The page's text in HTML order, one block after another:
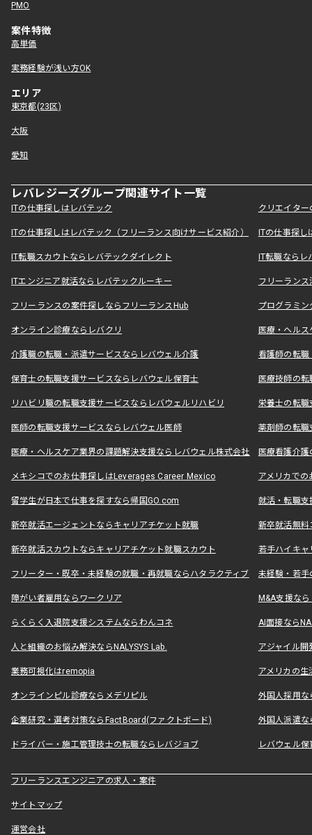
PMO
案件特徴
高単価
実務経験が浅い方OK
エリア
東京都(23区)
大阪
愛知
レバレジーズグループ関連サイト一覧
ITの仕事探しはレバテック クリエイタ
ITの仕事探しはレバテック（フリーランス向けサービス紹介） ITの仕事探
IT転職スカウトならレバテックダイレクト IT転職なら
ITエンジニア就活ならレバテックルーキー フリーラン
フリーランスの案件探しならフリーランスHub プログラミ
オンライン診療ならレバクリ 医療・ヘル
介護職の転職・派遣サービスならレバウェル介護 看護師の転
保育士の転職支援サービスならレバウェル保育士 医療技師の
リハビリ職の転職支援サービスならレバウェルリハビリ 栄養士の転
医師の転職支援サービスならレバウェル医師 薬剤師の転
医療・ヘルスケア業界の課題解決支援ならレバウェル株式会社 医療看護介
メキシコでのお仕事探しはLeverages Career Mexico アメリカで
留学生が日本で仕事を探すなら帰国GO.com 就活・転職
新卒就活エージェントならキャリアチケット就職 新卒就活無料
新卒就活スカウトならキャリアチケット就職スカウト 若手ハイキ
フリーター・既卒・未経験の就職・再就職ならハタラクティブ 未経験・若手
障がい者雇用ならワークリア M&A支援な
らくらく入退院支援システムならわんコネ AI面接なら
人と組織のお悩み解決ならNALYSYS Lab. アジャイル
業務可視化はremopia アメリカの
オンラインピル診療ならメデリピル 外国人採用
企業研究・選考対策ならFactBoard(ファクトボード) 外国人派遣な
ドライバー・施工管理技士の転職ならレバジョブ レバウェル
フリーランスエンジニアの求人・案件
サイトマップ
運営会社